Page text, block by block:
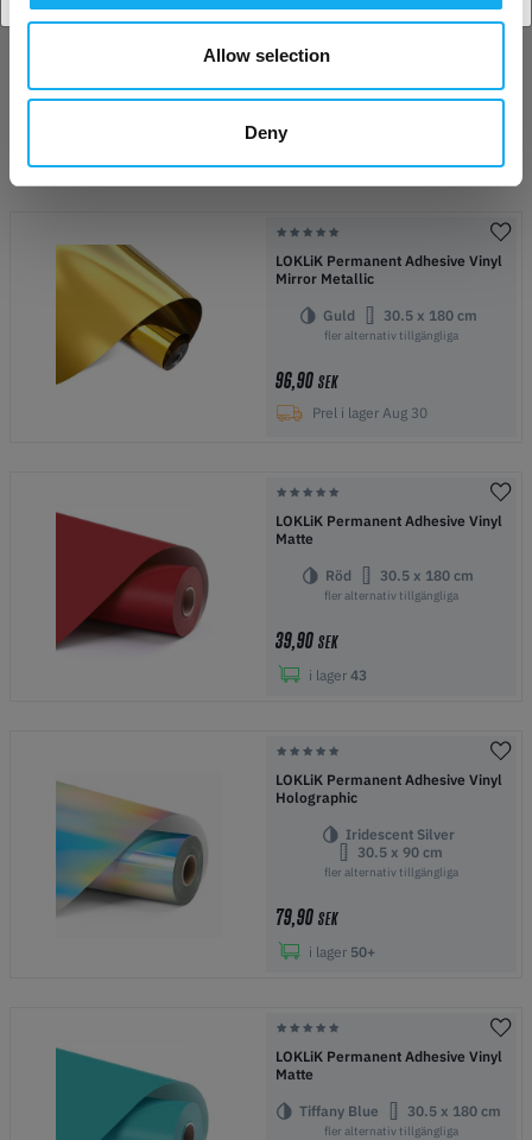
Allow selection
Deny
Holographic
Bluish Violet
79,90
LOKLiK Permanent Adhesive Vinyl
Mirror Metallic
Guld 30.5 x 180 cm
fler alternativ tillgängliga
96,90 SEK
Prel i lager Aug 30
LOKLiK Permanent Adhesive Vinyl
Matte
Röd 30.5 x 180 cm
fler alternativ tillgängliga
39,90 SEK
i lager 43
LOKLiK Permanent Adhesive Vinyl
Holographic
Iridescent Silver
30.5 x 90 cm
fler alternativ tillgängliga
79,90 SEK
i lager 50+
LOKLiK Permanent Adhesive Vinyl
Matte
Tiffany Blue 30.5 x 180 cm
fler alternativ tillgängliga